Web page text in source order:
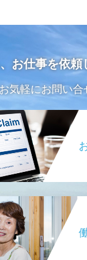
お仕事を依頼
気軽にお問い合